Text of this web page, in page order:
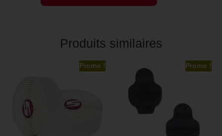
Produits similaires
Promo ! Promo !